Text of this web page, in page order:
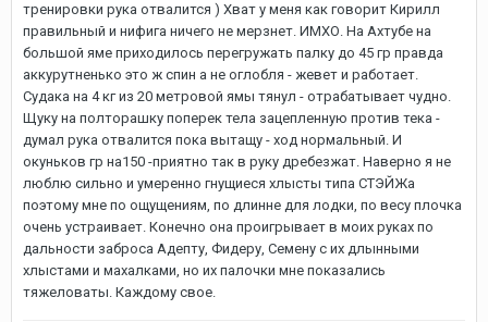
тренировки рука отвалится ) Хват у меня как говорит Кирилл
правильный и нифига ничего не мерзнет. ИМХО. На Ахтубе на
большой яме приходилось перегружать палку до 45 гр правда
аккурутненько это ж спин а не оглобля - жевет и работает.
Судака на 4 кг из 20 метровой ямы тянул - отрабатывает чудно.
Щуку на полторашку поперек тела зацепленную против тека -
думал рука отвалится пока вытащу - ход нормальный. И
окуньков гр на150 -приятно так в руку дребезжат. Наверно я не
люблю сильно и умеренно гнущиеся хлысты типа СТЭЙЖа
поэтому мне по ощущениям, по длинне для лодки, по весу плочка
очень устраивает. Конечно она проигрывает в моих руках по
дальности заброса Адепту, Фидеру, Семену с их длынными
хлыстами и махалками, но их палочки мне показались
тяжеловаты. Каждому свое.